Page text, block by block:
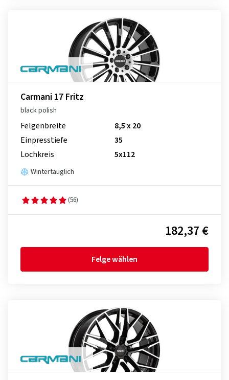
Carmani 17 Fritz
black polish
Felgenbreite
8,5 x 20
Einpresstiefe
35
Lochkreis
5x112
Wintertauglich
(56)
182,37 €
Felge wählen